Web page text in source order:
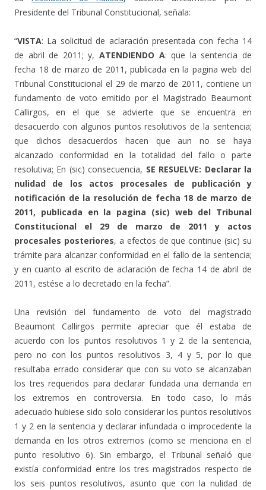
Presidente del Tribunal Constitucional, señala:
“VISTA: La solicitud de aclaración presentada con fecha 14
de abril de 2011; y, ATENDIENDO A: que la sentencia de
fecha 18 de marzo de 2011, publicada en la pagina web del
Tribunal Constitucional el 29 de marzo de 2011, contiene un
fundamento de voto emitido por el Magistrado Beaumont
Callirgos, en el que se advierte que se encuentra en
desacuerdo con algunos puntos resolutivos de la sentencia;
que dichos desacuerdos hacen que aun no se haya
alcanzado conformidad en la totalidad del fallo o parte
resolutiva; En (sic) consecuencia, SE RESUELVE: Declarar la
nulidad de los actos procesales de publicación y
notificación de la resolución de fecha 18 de marzo de
2011, publicada en la pagina (sic) web del Tribunal
Constitucional el 29 de marzo de 2011 y actos
procesales posteriores, a efectos de que continue (sic) su
trámite para alcanzar conformidad en el fallo de la sentencia;
y en cuanto al escrito de aclaración de fecha 14 de abril de
2011, estése a lo decretado en la fecha”.
Una revisión del fundamento de voto del magistrado
Beaumont Callirgos permite apreciar que él estaba de
acuerdo con los puntos resolutivos 1 y 2 de la sentencia,
pero no con los puntos resolutivos 3, 4 y 5, por lo que
resultaba errado considerar que con su voto se alcanzaban
los tres requeridos para declarar fundada una demanda en
los extremos en controversia. En todo caso, lo más
adecuado hubiese sido solo considerar los puntos resolutivos
1 y 2 en la sentencia y declarar infundada o improcedente la
demanda en los otros extremos (como se menciona en el
punto resolutivo 6). Sin embargo, el Tribunal señaló que
existía conformidad entre los tres magistrados respecto de
los seis puntos resolutivos, asunto que con la nulidad de